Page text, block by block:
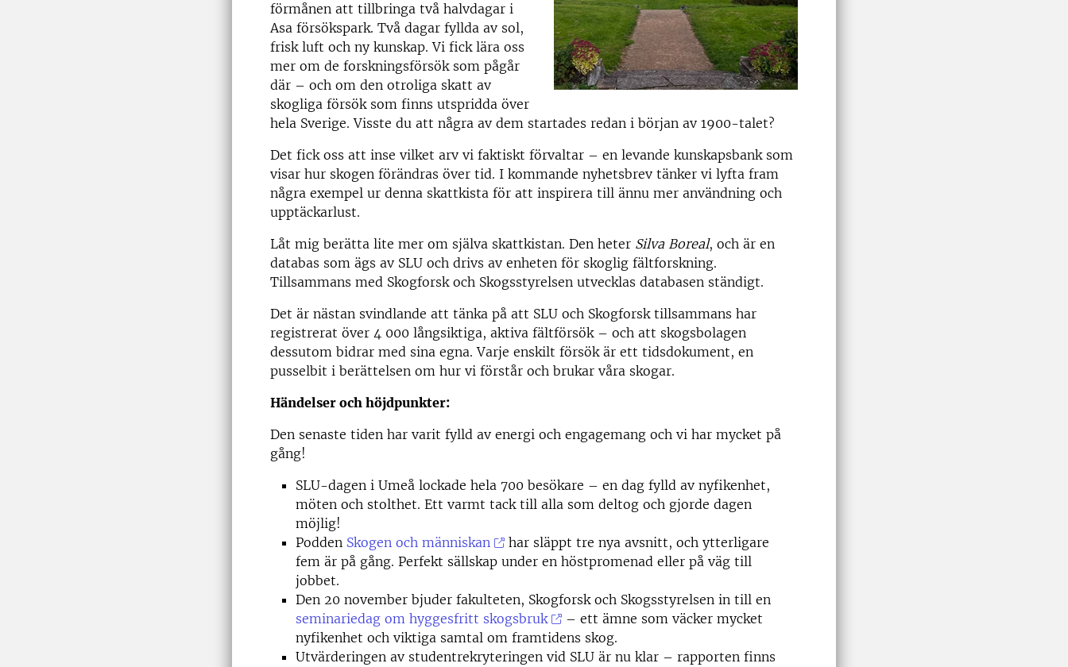
förmånen att tillbringa två halvdagar i
Asa försökspark. Två dagar fyllda av sol,
frisk luft och ny kunskap. Vi fick lära oss
mer om de forskningsförsök som pågår
där – och om den otroliga skatt av
skogliga försök som finns utspridda över
hela Sverige. Visste du att några av dem startades redan i början av 1900-talet?
Det fick oss att inse vilket arv vi faktiskt förvaltar – en levande kunskapsbank som
visar hur skogen förändras över tid. I kommande nyhetsbrev tänker vi lyfta fram
några exempel ur denna skattkista för att inspirera till ännu mer användning och
upptäckarlust.
Låt mig berätta lite mer om själva skattkistan. Den heter Silva Boreal, och är en
databas som ägs av SLU och drivs av enheten för skoglig fältforskning.
Tillsammans med Skogforsk och Skogsstyrelsen utvecklas databasen ständigt.
Det är nästan svindlande att tänka på att SLU och Skogforsk tillsammans har
registrerat över 4 000 långsiktiga, aktiva fältförsök – och att skogsbolagen
dessutom bidrar med sina egna. Varje enskilt försök är ett tidsdokument, en
pusselbit i berättelsen om hur vi förstår och brukar våra skogar.
Händelser och höjdpunkter:
Den senaste tiden har varit fylld av energi och engagemang och vi har mycket på
gång!
SLU-dagen i Umeå lockade hela 700 besökare – en dag fylld av nyfikenhet,
möten och stolthet. Ett varmt tack till alla som deltog och gjorde dagen
möjlig!
Podden Skogen och människan
har släppt tre nya avsnitt, och ytterligare
fem är på gång. Perfekt sällskap under en höstpromenad eller på väg till
jobbet.
Den 20 november bjuder fakulteten, Skogforsk och Skogsstyrelsen in till en
seminariedag om hyggesfritt skogsbruk
– ett ämne som väcker mycket
nyfikenhet och viktiga samtal om framtidens skog.
Utvärderingen av studentrekryteringen vid SLU är nu klar – rapporten finns